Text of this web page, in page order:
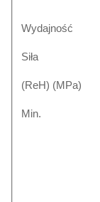
Wydajność
Siła
(ReH) (MPa)
Min.